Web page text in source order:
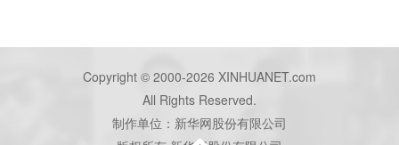
Copyright © 2000-2026 XINHUANET.com
All Rights Reserved.
制作单位：新华网股份有限公司